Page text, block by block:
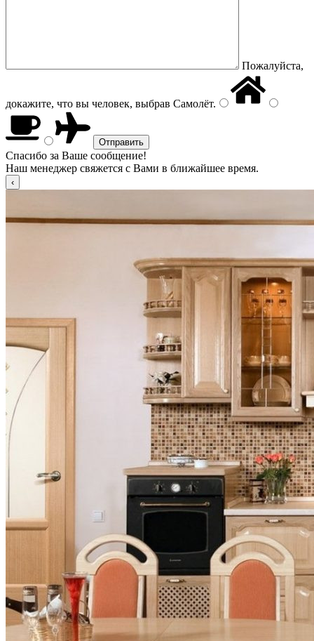
Пожалуйста,
докажите, что вы человек, выбрав Самолёт.
Спасибо за Ваше сообщение!
Наш менеджер свяжется с Вами в ближайшее время.